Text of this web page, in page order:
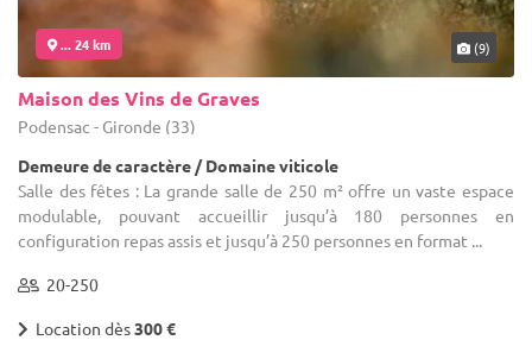
... 24 km (9)
Maison des Vins de Graves
Podensac - Gironde (33)
Demeure de caractère / Domaine viticole
Salle des fêtes : La grande salle de 250 m² offre un vaste espace
modulable, pouvant accueillir jusqu’à 180 personnes en
configuration repas assis et jusqu’à 250 personnes en format ...
20-250
Location dès300 €